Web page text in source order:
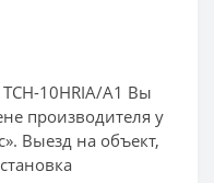
10HRIA/A1 Вы
производителя у
Выезд на объект,